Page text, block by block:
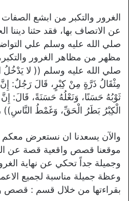
الغرور والتكبر من ابشع الصفات
عن الاتصاف بها، فقد حثنا ديننا
صلي الله عليه وسلم علي
مظهر من مظاهر الغرور
صلي الله عليه وسلم (( لا يَدْخُلُ
مِثْقَالُ ذَرَّةٍ مِنْ كِبْرٍ، قَالَ رَجُلٌ:
ثَوْبُهُ حَسَنًا، وَنَعْلُهُ حَسَنَةً، قَالَ:
الْكِبْرُ بَطَرُ الْحَقِّ، وَغَمْطُ
والآن يسعدنا ان نستعرض معكم
موقعنا قصص واقعية قصة عن
وجميلة جداً تحكي عن نهاية
وعظة جميلة مناسبة لجميع
بقراءتها من خلال قسم : قصص